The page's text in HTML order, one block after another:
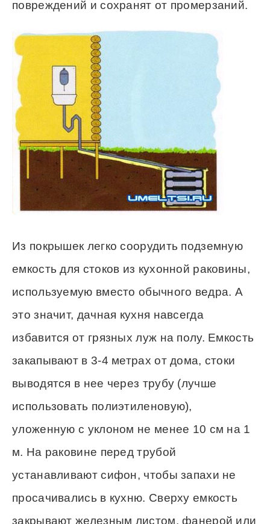
повреждений и сохранят от промерзаний.
Из покрышек легко соорудить подземную
емкость для стоков из кухонной раковины,
используемую вместо обычного ведра. А
это значит, дачная кухня навсегда
избавится от грязных луж на полу. Емкость
закапывают в 3-4 метрах от дома, стоки
выводятся в нее через трубу (лучше
использовать полиэтиленовую),
уложенную с уклоном не менее 10 см на 1
м. На раковине перед трубой
устанавливают сифон, чтобы запахи не
просачивались в кухню. Сверху емкость
закрывают железным листом, фанерой или